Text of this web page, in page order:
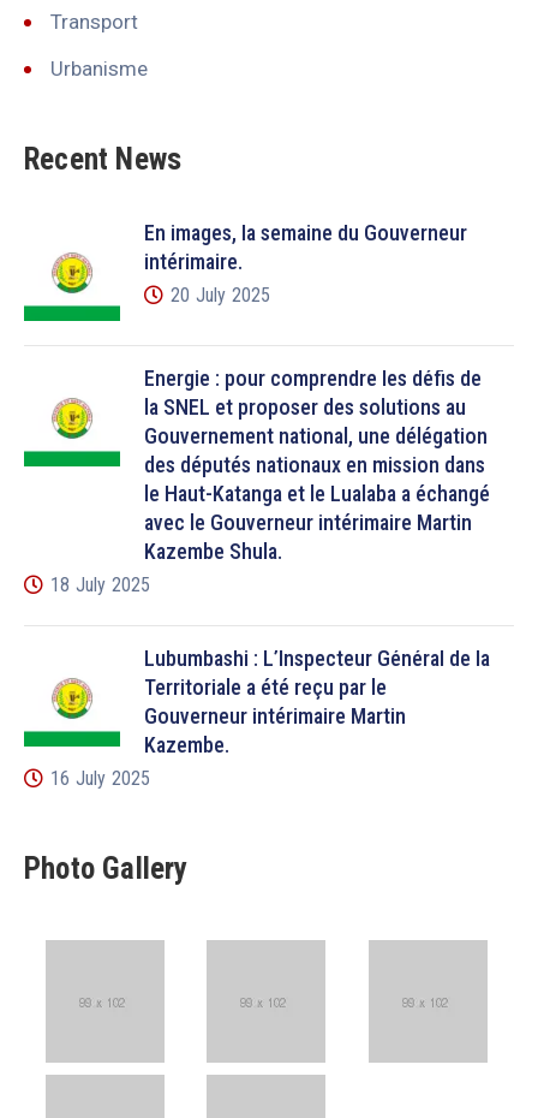
Transport
Urbanisme
Recent News
En images, la semaine du Gouverneur
intérimaire.
20 July 2025
Énergie : pour comprendre les défis de
la SNEL et proposer des solutions au
Gouvernement national, une délégation
des députés nationaux en mission dans
le Haut-Katanga et le Lualaba a échangé
avec le Gouverneur intérimaire Martin
Kazembe Shula.
18 July 2025
Lubumbashi : L’Inspecteur Général de la
Territoriale a été reçu par le
Gouverneur intérimaire Martin
Kazembe.
16 July 2025
Photo Gallery